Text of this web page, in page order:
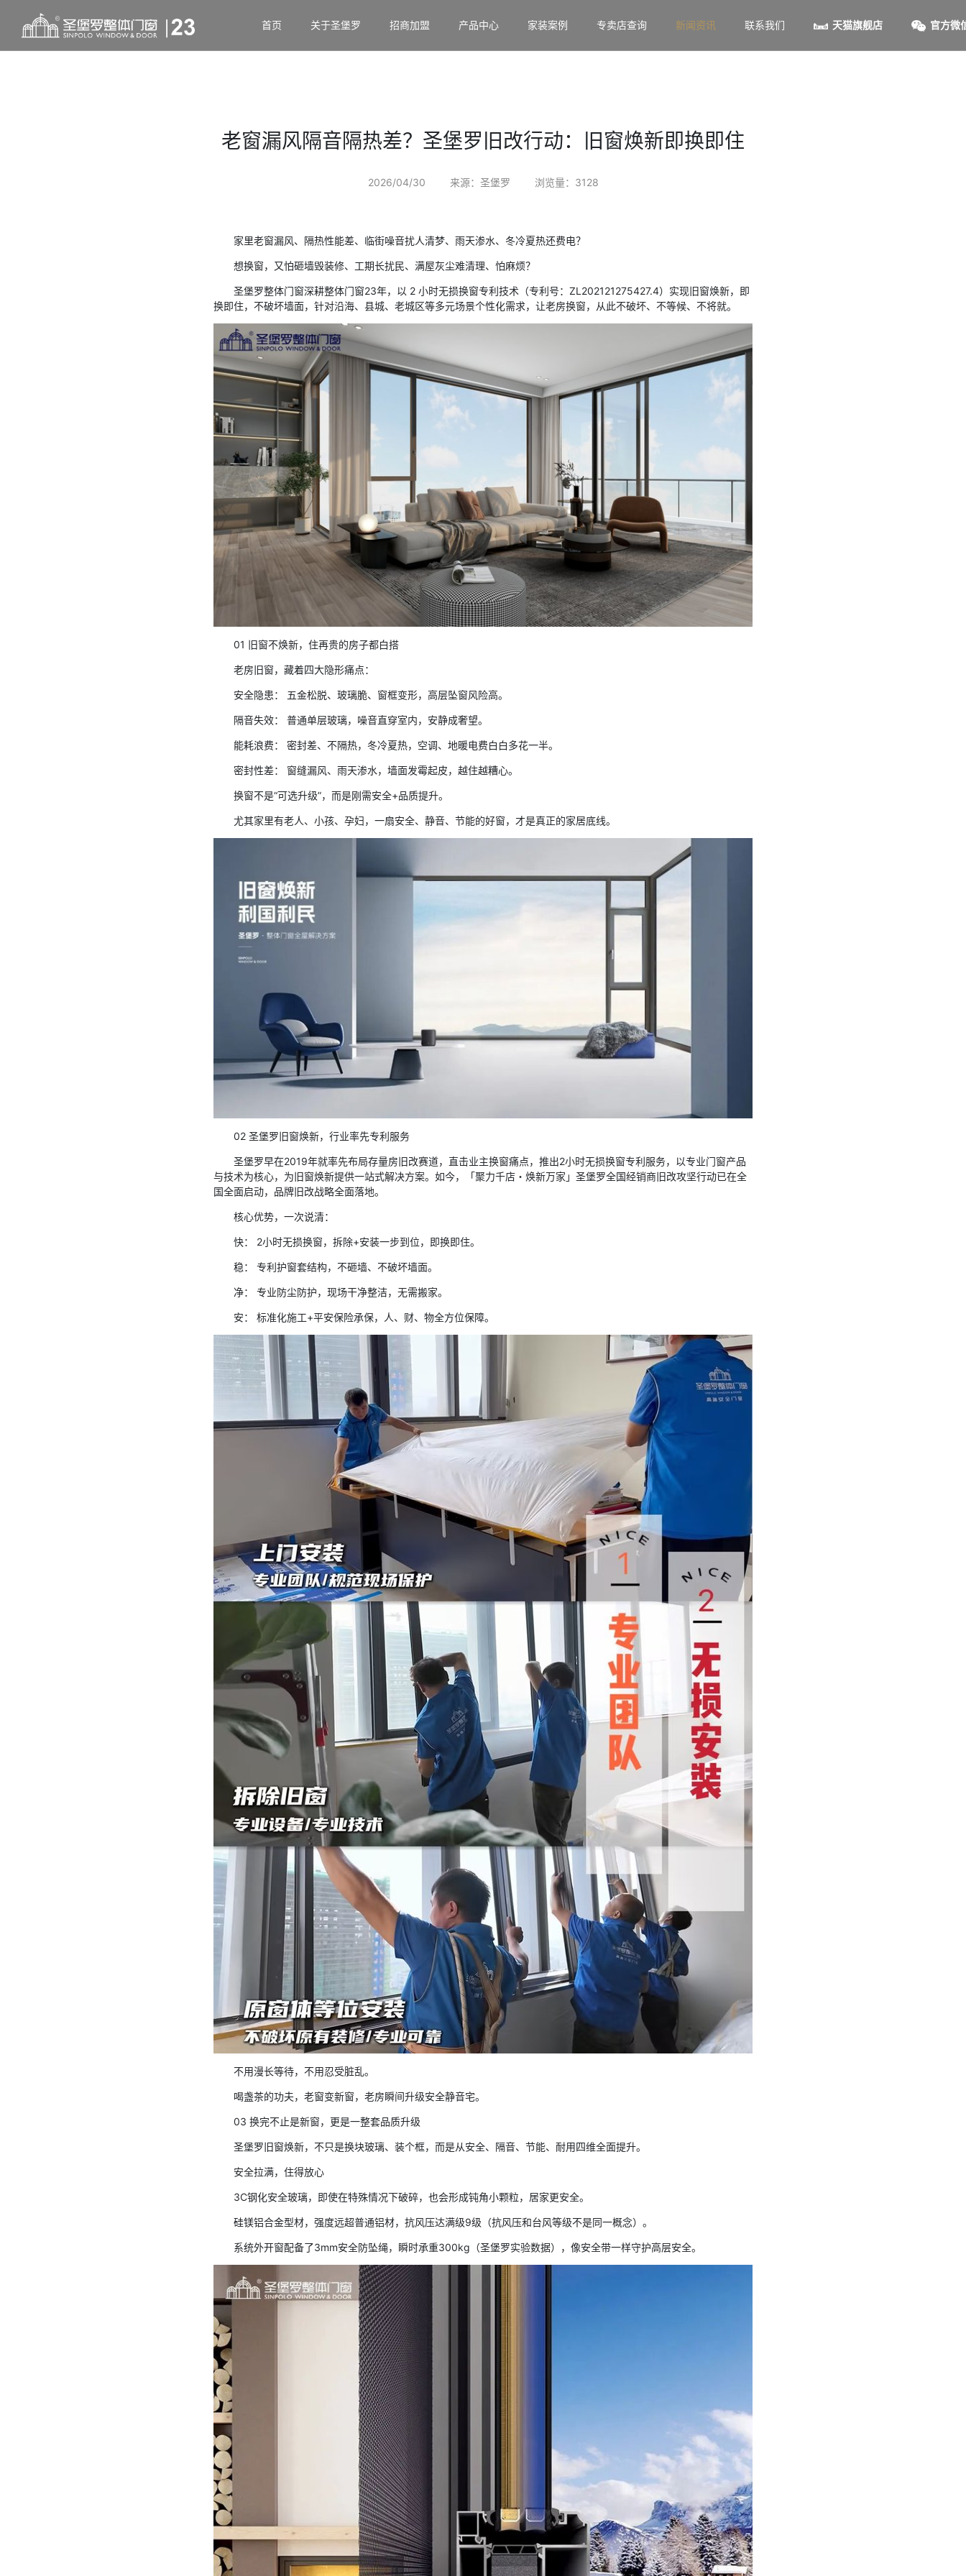
首页 关于圣堡罗 招商加盟 产品中心 家装案例 专卖店查询 新闻资讯 联系我们 天猫旗舰店 官方微
老窗漏风隔音隔热差？圣堡罗旧改行动：旧窗焕新即换即住
2026/04/30 来源：圣堡罗 浏览量：3128
家里老窗漏风、隔热性能差、临街噪音扰人清梦、雨天渗水、冬冷夏热还费电？
想换窗，又怕砸墙毁装修、工期长扰民、满屋灰尘难清理、怕麻烦？
圣堡罗整体门窗深耕整体门窗23年，以 2 小时无损换窗专利技术（专利号：ZL202121275427.4）实现旧窗焕新，即
换即住，不破坏墙面，针对沿海、县城、老城区等多元场景个性化需求，让老房换窗，从此不破坏、不等候、不将就。
01 旧窗不焕新，住再贵的房子都白搭
老房旧窗，藏着四大隐形痛点：
安全隐患： 五金松脱、玻璃脆、窗框变形，高层坠窗风险高。
隔音失效： 普通单层玻璃，噪音直穿室内，安静成奢望。
能耗浪费： 密封差、不隔热，冬冷夏热，空调、地暖电费白白多花一半。
密封性差： 窗缝漏风、雨天渗水，墙面发霉起皮，越住越糟心。
换窗不是“可选升级”，而是刚需安全+品质提升。
尤其家里有老人、小孩、孕妇，一扇安全、静音、节能的好窗，才是真正的家居底线。
02 圣堡罗旧窗焕新，行业率先专利服务
圣堡罗早在2019年就率先布局存量房旧改赛道，直击业主换窗痛点，推出2小时无损换窗专利服务，以专业门窗产品
与技术为核心，为旧窗焕新提供一站式解决方案。如今，「聚力千店・焕新万家」圣堡罗全国经销商旧改攻坚行动已在全
国全面启动，品牌旧改战略全面落地。
核心优势，一次说清：
快： 2小时无损换窗，拆除+安装一步到位，即换即住。
稳： 专利护窗套结构，不砸墙、不破坏墙面。
净： 专业防尘防护，现场干净整洁，无需搬家。
安： 标准化施工+平安保险承保，人、财、物全方位保障。
不用漫长等待，不用忍受脏乱。
喝盏茶的功夫，老窗变新窗，老房瞬间升级安全静音宅。
03 换完不止是新窗，更是一整套品质升级
圣堡罗旧窗焕新，不只是换块玻璃、装个框，而是从安全、隔音、节能、耐用四维全面提升。
安全拉满，住得放心
3C钢化安全玻璃，即使在特殊情况下破碎，也会形成钝角小颗粒，居家更安全。
硅镁铝合金型材，强度远超普通铝材，抗风压达满级9级（抗风压和台风等级不是同一概念）。
系统外开窗配备了3mm安全防坠绳，瞬时承重300kg（圣堡罗实验数据），像安全带一样守护高层安全。